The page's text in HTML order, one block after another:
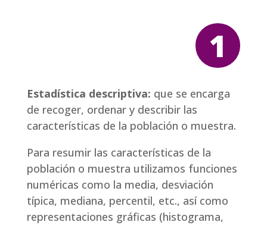
1
Estadística descriptiva: que se encarga
de recoger, ordenar y describir las
características de la población o muestra.
Para resumir las características de la
población o muestra utilizamos funciones
numéricas como la media, desviación
típica, mediana, percentil, etc., así como
representaciones gráficas (histograma,